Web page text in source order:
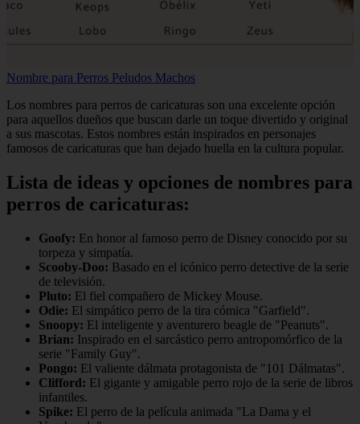
Nombre para Perros Peludos Machos
Los nombres para perros de caricaturas son una excelente opción
para aquellos dueños que buscan darle un toque divertido y original
a sus mascotas. Estos nombres están inspirados en personajes
famosos de caricaturas que han dejado huella en la cultura popular.
Lista de ideas y opciones de nombres para
perros de caricaturas:
Goofy: En honor al famoso perro de Disney conocido por su
torpeza y simpatía.
Scooby-Doo: Basado en el icónico perro detective de la serie
de televisión.
Pluto: El fiel compañero de Mickey Mouse.
Odie: El simpático perro de la tira cómica "Garfield".
Snoopy: El inteligente y aventurero beagle de "Peanuts".
Brian: Inspirado en el sarcástico perro antropomórfico de la
serie "Family Guy".
Pongo: El valiente dálmata protagonista de "101 Dálmatas".
Clifford: El gigante y amigable perro rojo de la serie de libros
infantiles.
Spike: El perro de la película animada "La Dama y el